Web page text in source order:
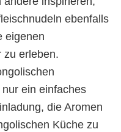
ebenfalls
eigenen
zu erleben.
ein einfaches
die Aromen
Küche zu